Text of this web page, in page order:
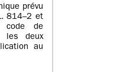
prévu
814–2 et
code de
les deux
au